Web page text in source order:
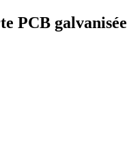
PCB galvanisée